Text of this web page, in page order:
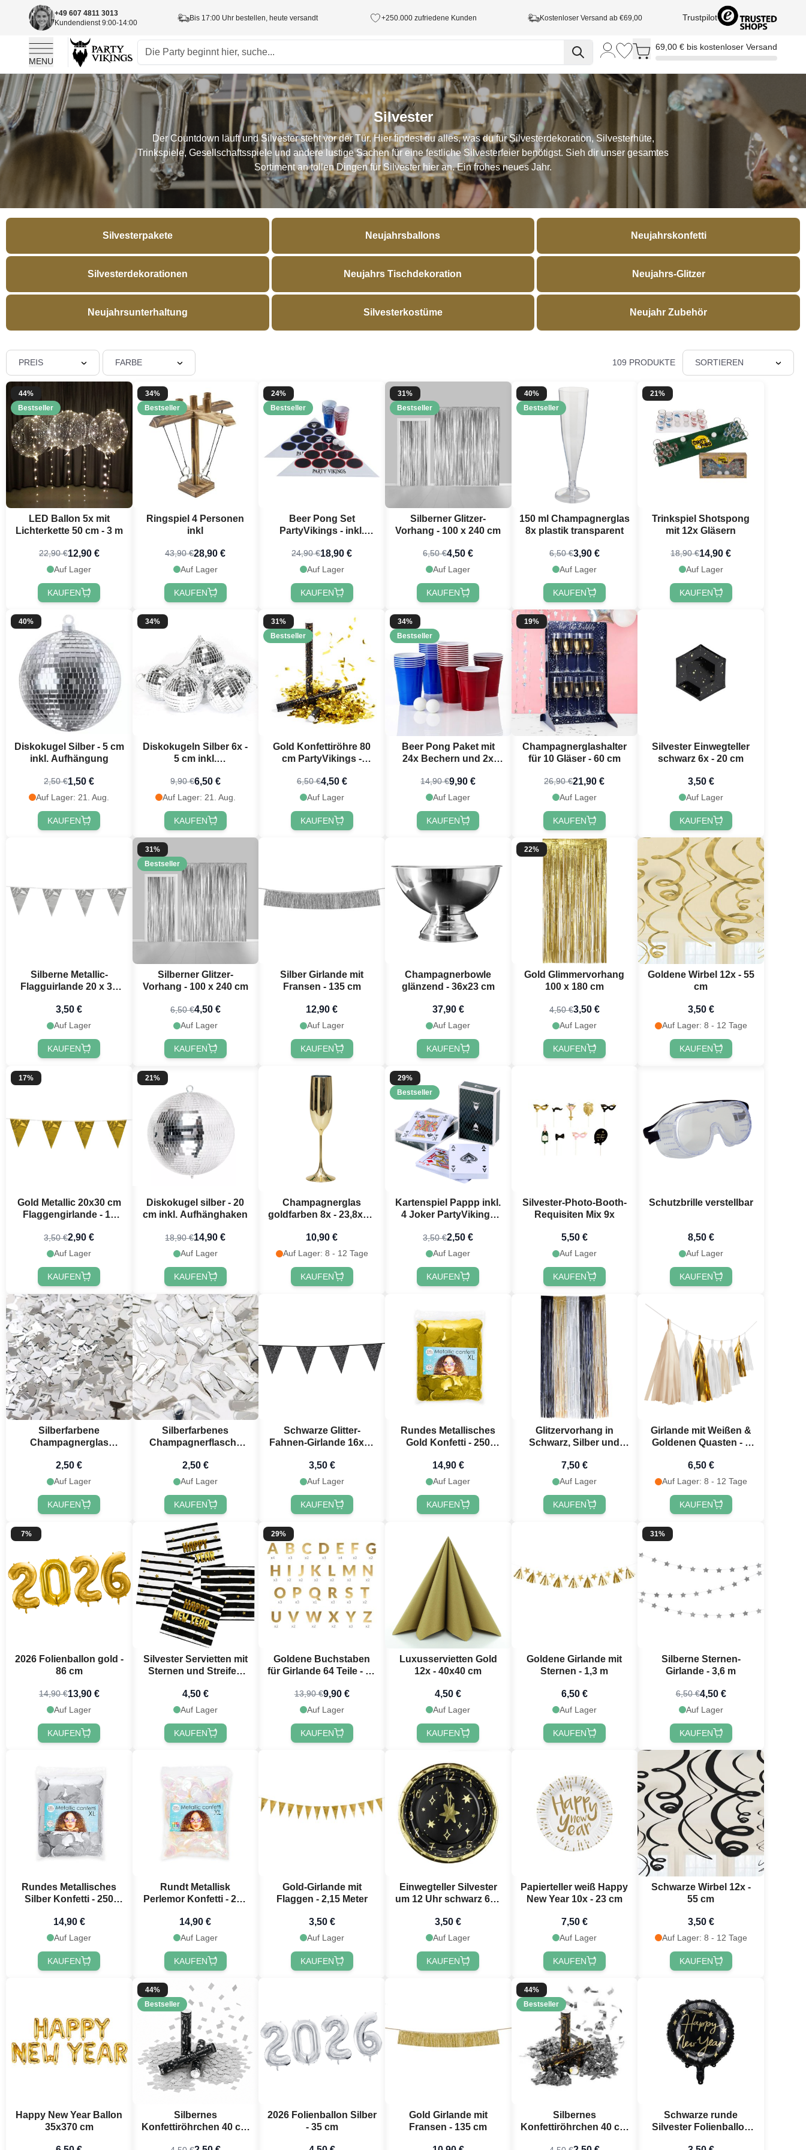
+49 607 4811 3013
Kundendienst 9:00-14:00
Bis 17:00 Uhr bestellen, heute versandt +250.000 zufriedene Kunden Kostenloser Versand ab €69,00 Trustpilot
MENU
Toggle minicart, Cart is empty
69,00 € bis kostenloser Versand
Skip to Content
Silvester
Der Countdown läuft und Silvester steht vor der Tür. Hier findest du alles, was du für Silvesterdekoration, Silvesterhüte,
Trinkspiele, Gesellschaftsspiele und andere lustige Sachen für eine festliche Silvesterfeier benötigst. Sieh dir unser gesamtes
Sortiment an tollen Dingen für Silvester hier an. Ein frohes neues Jahr.
Silvesterpakete Neujahrsballons Neujahrskonfetti
Silvesterdekorationen Neujahrs Tischdekoration Neujahrs-Glitzer
Neujahrsunterhaltung Silvesterkostüme Neujahr Zubehör
PREIS FARBE 109 PRODUKTE SORTIEREN
44%
Bestseller
LED Ballon 5x mit
Lichterkette 50 cm - 3 m
22,90 €12,90 €
Auf Lager
KAUFEN
34%
Bestseller
Ringspiel 4 Personen
inkl
43,90 €28,90 €
Auf Lager
KAUFEN
24%
Bestseller
Beer Pong Set
PartyVikings - inkl.
Bechern
24,90 €18,90 €
Auf Lager
KAUFEN
31%
Bestseller
Silberner Glitzer-
Vorhang - 100 x 240 cm
6,50 €4,50 €
Auf Lager
KAUFEN
40%
Bestseller
150 ml Champagnerglas
8x plastik transparent
6,50 €3,90 €
Auf Lager
KAUFEN
21%
Trinkspiel Shotspong
mit 12x Gläsern
18,90 €14,90 €
Auf Lager
KAUFEN
40%
Diskokugel Silber - 5 cm
inkl. Aufhängung
2,50 €1,50 €
Auf Lager: 21. Aug.
KAUFEN
34%
Diskokugeln Silber 6x -
5 cm inkl.
9,90 €6,50 €
Auf Lager: 21. Aug.
KAUFEN
31%
Bestseller
Gold Konfettiröhre 80
cm PartyVikings -
6,50 €4,50 €
Auf Lager
KAUFEN
34%
Bestseller
Beer Pong Paket mit
24x Bechern und 2x
14,90 €9,90 €
Auf Lager
KAUFEN
19%
Champagnerglashalter
für 10 Gläser - 60 cm
26,90 €21,90 €
Auf Lager
KAUFEN
Silvester Einwegteller
schwarz 6x - 20 cm
3,50 €
Auf Lager
KAUFEN
Silberne Metallic-
Flagguirlande 20 x 30
3,50 €
Auf Lager
KAUFEN
31%
Bestseller
Silberner Glitzer-
Vorhang - 100 x 240 cm
6,50 €4,50 €
Auf Lager
KAUFEN
Silber Girlande mit
Fransen - 135 cm
12,90 €
Auf Lager
KAUFEN
Champagnerbowle
glänzend - 36x23 cm
37,90 €
Auf Lager
KAUFEN
22%
Gold Glimmervorhang
100 x 180 cm
4,50 €3,50 €
Auf Lager
KAUFEN
Goldene Wirbel 12x - 55
cm
3,50 €
Auf Lager: 8 - 12 Tage
KAUFEN
17%
Gold Metallic 20x30 cm
Flaggengirlande - 10
3,50 €2,90 €
Auf Lager
KAUFEN
21%
Diskokugel silber - 20
cm inkl. Aufhänghaken
18,90 €14,90 €
Auf Lager
KAUFEN
Champagnerglas
goldfarben 8x - 23,8x6,9
10,90 €
Auf Lager: 8 - 12 Tage
KAUFEN
29%
Bestseller
Kartenspiel Pappp inkl.
4 Joker PartyVikings
3,50 €2,50 €
Auf Lager
KAUFEN
Silvester-Photo-Booth-
Requisiten Mix 9x
5,50 €
Auf Lager
KAUFEN
Schutzbrille verstellbar
8,50 €
Auf Lager
KAUFEN
Silberfarbene
Champagnerglas
2,50 €
Auf Lager
KAUFEN
Silberfarbenes
Champagnerflasche
2,50 €
Auf Lager
KAUFEN
Schwarze Glitter-
Fahnen-Girlande 16x20
3,50 €
Auf Lager
KAUFEN
Rundes Metallisches
Gold Konfetti - 250
14,90 €
Auf Lager
KAUFEN
Glitzervorhang in
Schwarz, Silber und
7,50 €
Auf Lager
KAUFEN
Girlande mit Weißen &
Goldenen Quasten - 4
6,50 €
Auf Lager: 8 - 12 Tage
KAUFEN
7%
2026 Folienballon gold -
86 cm
14,90 €13,90 €
Auf Lager
KAUFEN
Silvester Servietten mit
Sternen und Streifen
4,50 €
Auf Lager
KAUFEN
29%
Goldene Buchstaben
für Girlande 64 Teile - 14
13,90 €9,90 €
Auf Lager
KAUFEN
Luxusservietten Gold
12x - 40x40 cm
4,50 €
Auf Lager
KAUFEN
Goldene Girlande mit
Sternen - 1,3 m
6,50 €
Auf Lager
KAUFEN
31%
Silberne Sternen-
Girlande - 3,6 m
6,50 €4,50 €
Auf Lager
KAUFEN
Rundes Metallisches
Silber Konfetti - 250
14,90 €
Auf Lager
KAUFEN
Rundt Metallisk
Perlemor Konfetti - 250
14,90 €
Auf Lager
KAUFEN
Gold-Girlande mit
Flaggen - 2,15 Meter
3,50 €
Auf Lager
KAUFEN
Einwegteller Silvester
um 12 Uhr schwarz 6x -
3,50 €
Auf Lager
KAUFEN
Papierteller weiß Happy
New Year 10x - 23 cm
7,50 €
Auf Lager
KAUFEN
Schwarze Wirbel 12x -
55 cm
3,50 €
Auf Lager: 8 - 12 Tage
KAUFEN
Happy New Year Ballon
35x370 cm
44%
Bestseller
Silbernes
Konfettiröhrchen 40 cm
2026 Folienballon Silber
- 35 cm
Gold Girlande mit
Fransen - 135 cm
44%
Bestseller
Silbernes
Konfettiröhrchen 40 cm
Schwarze runde
Silvester Folienballon
Möchtest du 10 % Rabatt
erhalten? 🎁
Erhalte10 % Rabatt
Bestellung, indem du dich für unseren
festlichen Newsletter anmeldest 🎉
Jetzt registrieren!